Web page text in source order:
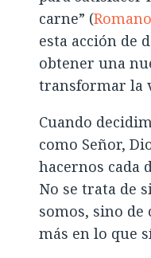
carne” (
esta acción de
obtener una
transformar la
Cuando
como Señor,
hacernos cada
No se trata de
somos, sino de
más en lo que